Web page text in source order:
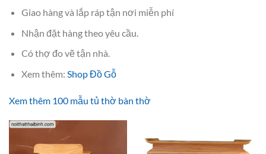
Giao hàng và lắp ráp tận nơi miễn phí
Nhận đặt hàng theo yêu cầu.
Có thợ đo vẽ tận nhà.
Xem thêm: Shop Đồ Gỗ
Xem thêm 100 mẫu tủ thờ bàn thờ